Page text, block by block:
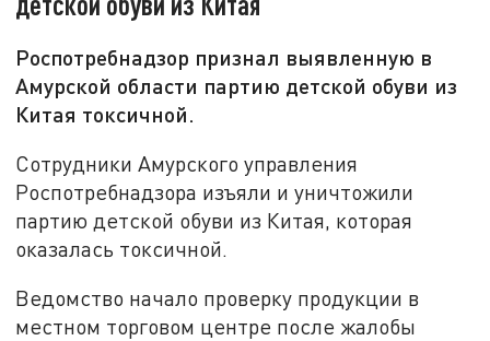
Роспотребнадзор признал выявленную в
Амурской области партию детской обуви из
Китая токсичной.
Сотрудники Амурского управления
Роспотребнадзора изъяли и уничтожили
партию детской обуви из Китая, которая
оказалась токсичной.
Ведомство начало проверку продукции в
местном торговом центре после жалобы